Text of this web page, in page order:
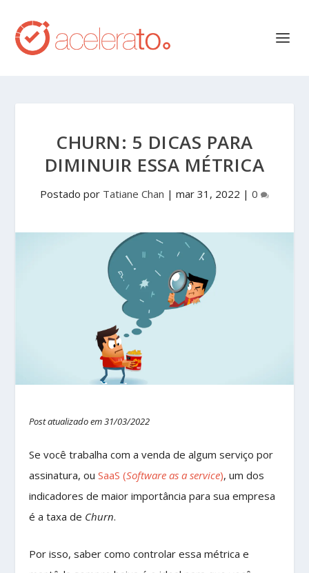
CHURN: 5 DICAS PARA
DIMINUIR ESSA MÉTRICA
Postado por Tatiane Chan | mar 31, 2022 | 0
Post atualizado em 31/03/2022
Se você trabalha com a venda de algum serviço por
assinatura, ouSaaS (Software as a service), um dos
indicadores de maior importância para sua empresa
é a taxa de Churn.
Por isso, saber como controlar essa métrica e